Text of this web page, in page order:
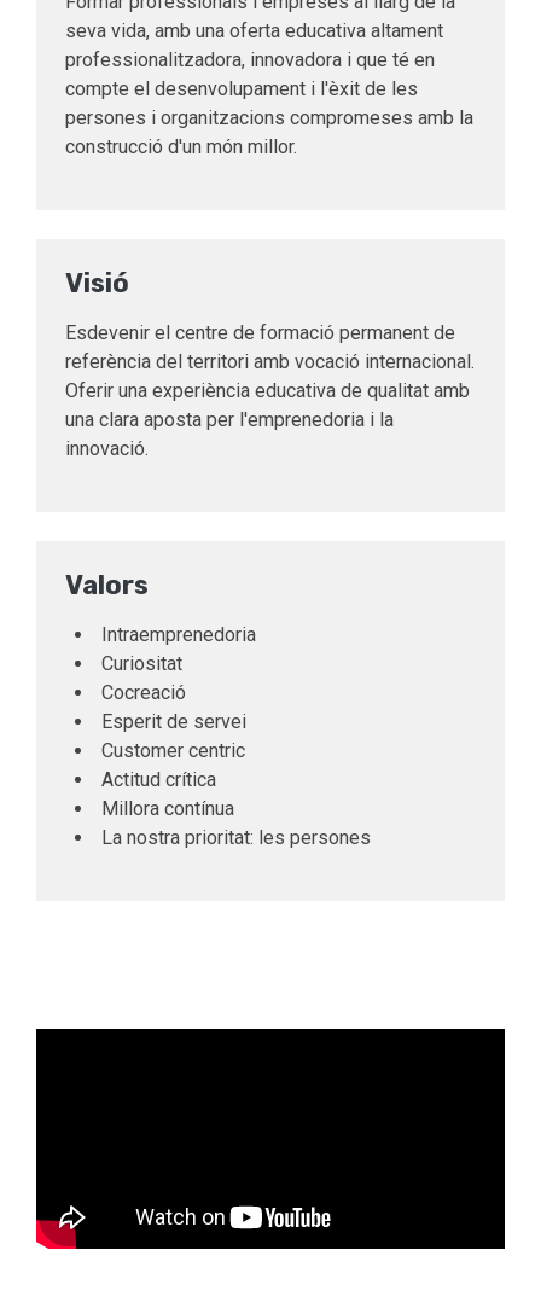
seva vida, amb una oferta educativa altament
professionalitzadora, innovadora i que té en
compte el desenvolupament i l'èxit de les
persones i organitzacions compromeses amb la
construcció d'un món millor.
Visió
Esdevenir el centre de formació permanent de
referència del territori amb vocació internacional.
Oferir una experiència educativa de qualitat amb
una clara aposta per l'emprenedoria i la
innovació.
Valors
Intraemprenedoria
Curiositat
Cocreació
Esperit de servei
Customer centric
Actitud crítica
Millora contínua
La nostra prioritat: les persones